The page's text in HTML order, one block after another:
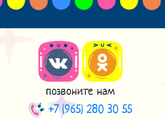
позвоните нам
+7 (965) 280 30 55